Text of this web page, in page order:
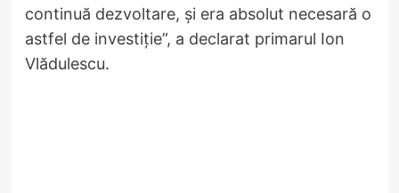
continuă dezvoltare, și era absolut necesară o
astfel de investiție”, a declarat primarul Ion
Vlădulescu.